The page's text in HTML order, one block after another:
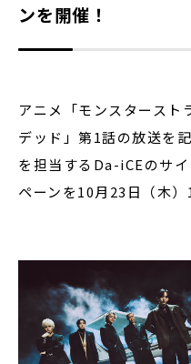
ンを開催！
アニメ「モンスタース
デッド」第1話の放送を
を担当するDa-iCEのサ
ペーンを10月23日（木）